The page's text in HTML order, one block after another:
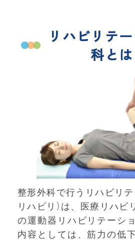
リハビリテ
科とは
整形外科で行うリハビリテ
リハビリ）は、医療リハビ
の運動器リハビリテーシ
内容としては、筋力の低